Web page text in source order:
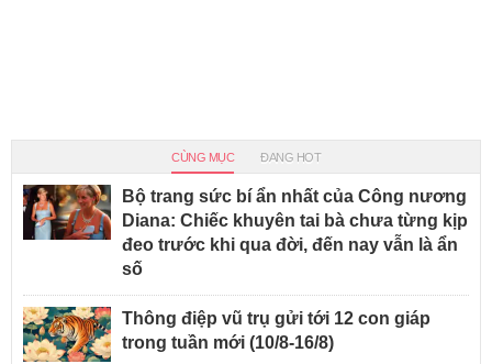
CÙNG MỤC ĐANG HOT
Bộ trang sức bí ẩn nhất của Công nương
Diana: Chiếc khuyên tai bà chưa từng kịp
đeo trước khi qua đời, đến nay vẫn là ẩn
số
Thông điệp vũ trụ gửi tới 12 con giáp
trong tuần mới (10/8-16/8)